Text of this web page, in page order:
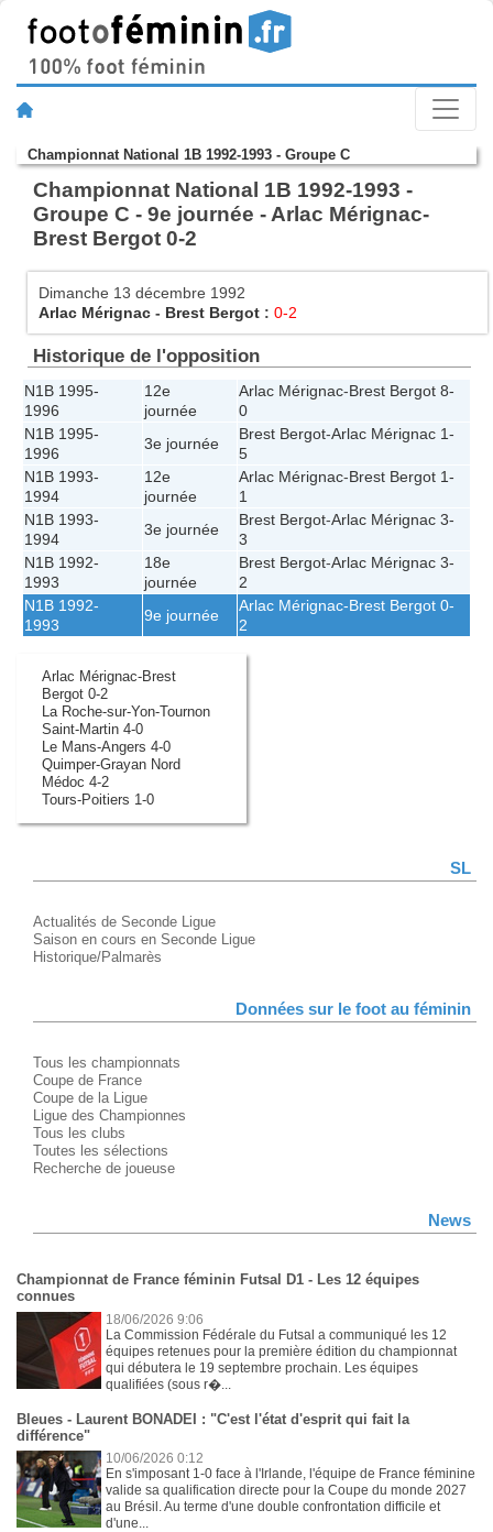
Championnat National 1B 1992-1993 - Groupe C
Championnat National 1B 1992-1993 -
Groupe C - 9e journée - Arlac Mérignac-
Brest Bergot 0-2
Dimanche 13 décembre 1992
Arlac Mérignac - Brest Bergot : 0-2
Historique de l'opposition
N1B 1995-
1996
12e
journée
Arlac Mérignac-Brest Bergot 8-
0
N1B 1995-
1996
3e journée
Brest Bergot-Arlac Mérignac 1-
5
N1B 1993-
1994
12e
journée
Arlac Mérignac-Brest Bergot 1-
1
N1B 1993-
1994
3e journée
Brest Bergot-Arlac Mérignac 3-
3
N1B 1992-
1993
18e
journée
Brest Bergot-Arlac Mérignac 3-
2
N1B 1992-
1993
9e journée
Arlac Mérignac-Brest Bergot 0-
2
Arlac Mérignac-Brest
Bergot 0-2
La Roche-sur-Yon-Tournon
Saint-Martin 4-0
Le Mans-Angers 4-0
Quimper-Grayan Nord
Médoc 4-2
Tours-Poitiers 1-0
SL
Actualités de Seconde Ligue
Saison en cours en Seconde Ligue
Historique/Palmarès
Données sur le foot au féminin
Tous les championnats
Coupe de France
Coupe de la Ligue
Ligue des Championnes
Tous les clubs
Toutes les sélections
Recherche de joueuse
News
Championnat de France féminin Futsal D1 - Les 12 équipes
connues
18/06/2026 9:06
La Commission Fédérale du Futsal a communiqué les 12
équipes retenues pour la première édition du championnat
qui débutera le 19 septembre prochain. Les équipes
qualifiées (sous r�...
Bleues - Laurent BONADEI : "C'est l'état d'esprit qui fait la
différence"
10/06/2026 0:12
En s'imposant 1-0 face à l'Irlande, l'équipe de France féminine
valide sa qualification directe pour la Coupe du monde 2027
au Brésil. Au terme d'une double confrontation difficile et
d'une...